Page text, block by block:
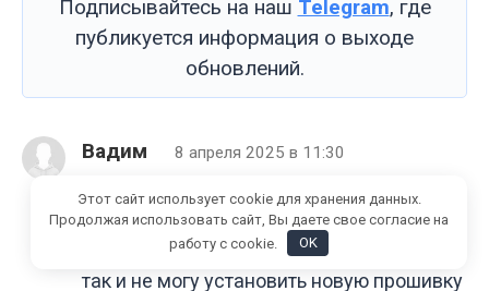
Подписывайтесь на наш Telegram, где
публикуется информация о выходе
обновлений.
Вадим 8 апреля 2025 в 11:30
Кто знает почему может не ставиться
новая прошивка на сяо 13 лайт? Стоит
хайпер 1 европа, уже прошел месяц, а я
так и не могу установить новую прошивку
Этот сайт использует cookie для хранения данных.
Продолжая использовать сайт, Вы даете свое согласие на
работу с cookie.
OK